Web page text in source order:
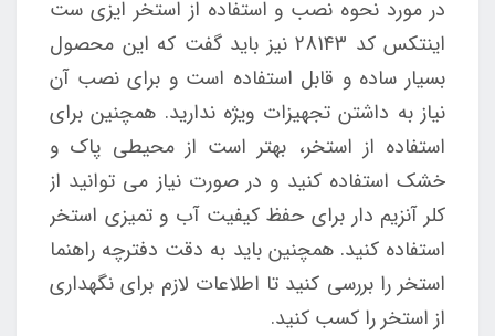
در مورد نحوه نصب و استفاده از استخر ایزی ست
اینتکس کد 28143 نیز باید گفت که این محصول
بسیار ساده و قابل استفاده است و برای نصب آن
نیاز به داشتن تجهیزات ویژه ندارید. همچنین برای
استفاده از استخر، بهتر است از محیطی پاک و
خشک استفاده کنید و در صورت نیاز می توانید از
کلر آنزیم دار برای حفظ کیفیت آب و تمیزی استخر
استفاده کنید. همچنین باید به دقت دفترچه راهنما
استخر را بررسی کنید تا اطلاعات لازم برای نگهداری
از استخر را کسب کنید.